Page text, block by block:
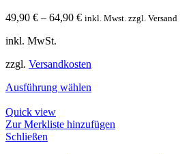
49,90 € – 64,90 € inkl. Mwst. zzgl. Versand
inkl. MwSt.
zzgl. Versandkosten
Ausführung wählen
Quick view
Zur Merkliste hinzufügen
Schließen